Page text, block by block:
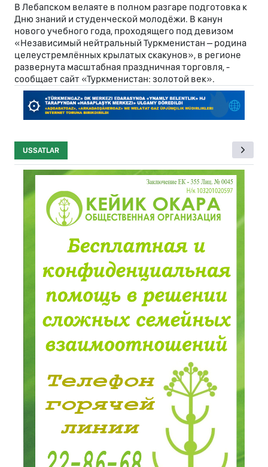
В Лебапском велаяте в полном разгаре подготовка к
Дню знаний и студенческой молодёжи. В канун
нового учебного года, проходящего под девизом
«Независимый нейтральный Туркменистан – родина
целеустремлённых крылатых скакунов», в регионе
развернута масштабная праздничная торговля, -
сообщает сайт «Туркменистан: золотой век».
USSATLAR